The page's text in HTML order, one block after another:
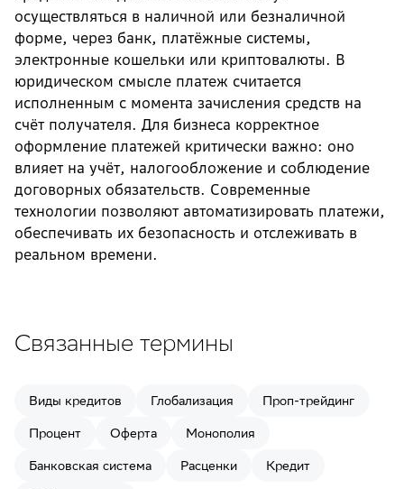
осуществляться в наличной или безналичной
форме, через банк, платёжные системы,
электронные кошельки или криптовалюты. В
юридическом смысле платеж считается
исполненным с момента зачисления средств на
счёт получателя. Для бизнеса корректное
оформление платежей критически важно: оно
влияет на учёт, налогообложение и соблюдение
договорных обязательств. Современные
технологии позволяют автоматизировать платежи,
обеспечивать их безопасность и отслеживать в
реальном времени.
Связанные термины
Виды кредитов Глобализация
Проп-трейдинг
Процент
Оферта
Монополия
Банковская система
Расценки
Кредит